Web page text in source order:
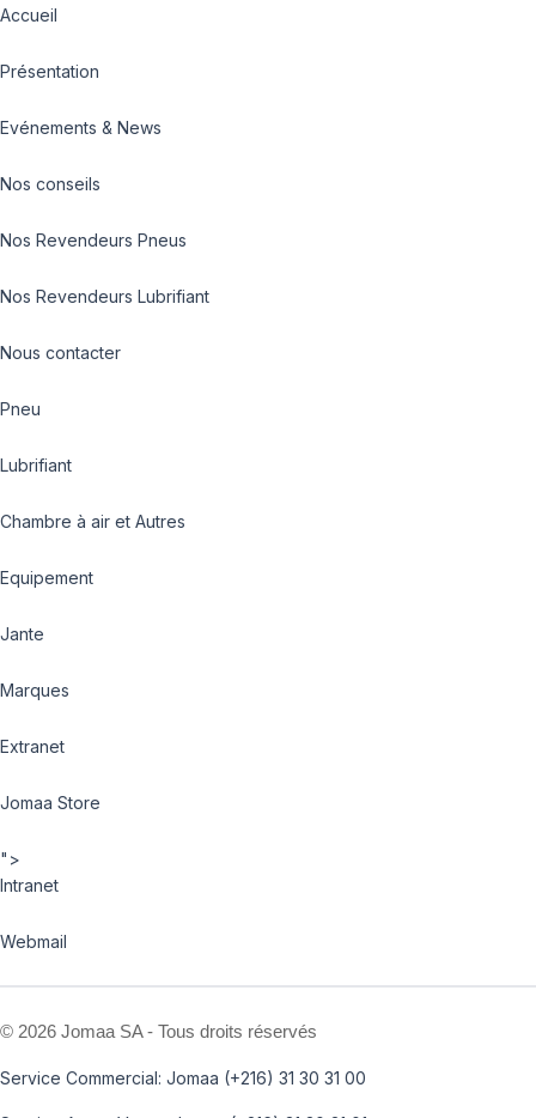
Accueil
Présentation
Evénements & News
Nos conseils
Nos Revendeurs Pneus
Nos Revendeurs Lubrifiant
Nous contacter
Pneu
Lubrifiant
Chambre à air et Autres
Equipement
Jante
Marques
Extranet
Jomaa Store
">
Intranet
Webmail
© 2026 Jomaa SA - Tous droits réservés
Service Commercial: Jomaa (+216) 31 30 31 00